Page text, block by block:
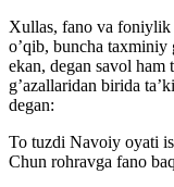
Xullas, fano va
o’qib, buncha taxminiy
ekan, degan savol ham
g’azallaridan birida
degan:
To tuzdi Navoiy oyati
Chun rohravga fano